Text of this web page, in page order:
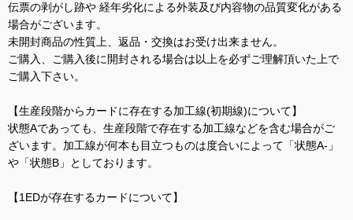
伝票の剥がし跡や 経年劣化による外装及び内容物の品質変化がある
場合がございます。
未開封商品の性質上、返品・交換はお受け出来ません。
ご購入、ご購入後に開封される場合は以上を必ずご理解頂いた上で
ご購入下さい。
【生産段階からカードに存在する加工線(初期線)について】
状態Aであっても、生産段階で存在する加工線などを含む場合がご
ざいます。加工線が何本も目立つものは度合いによって「状態A-」
や「状態B」としております。
【1EDが存在するカードについて】